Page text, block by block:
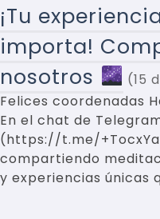
¡Tu
importa!
nosotros
15
Felices coordenadas
En el chat de
(https://t.me/
compartiendo
y experiencias únicas